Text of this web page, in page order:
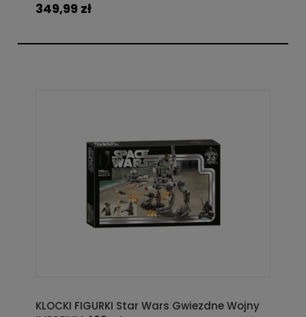
349,99 zł
KLOCKI FIGURKI Star Wars Gwiezdne Wojny